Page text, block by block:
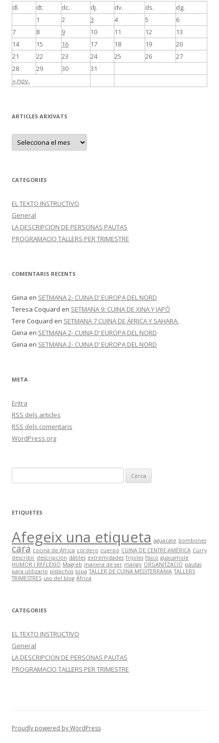
dl.
dt. dc. dj. dv. ds. dg.
« nov.
1 2 3 4 5
6
7
8 9 10 11 12
13
14
15 16 17 18 19
20
21
22 23 24 25 26
27
28
29 30 31
ARTICLES ARXIVATS
A
T
E
S
X
I
V
A
T
S
CATEGORIES
EL TEXTO INSTRUCTIVO
General
LA DESCRIPCION DE PERSONAS PAUTAS
PROGRAMACIO TALLERS PER TRIMESTRE
COMENTARIS RECENTS
Giina en SETMANA 2- CUINA D’ EUROPA DEL NORD
Teresa Coquard en SETMANA 9: CUINA DE XINA Y JAPÓ
Tere Coquard en SETMANA 7 CUINA DE ÀFRICA Y SAHARA.
Giina en SETMANA 2- CUINA D’ EUROPA DEL NORD
Giina en SETMANA 2- CUINA D’ EUROPA DEL NORD
META
Entra
RSS dels articles
RSS dels comentaris
WordPress.org
e
c
ETIQUETES
Afegeix una etiqueta aguacate bombones
cara cocina de África cordero cuerpo CUINA DE CENTRE-AMÈRICA Curry
describir descripción dátiles extremidades fríjoles físico guacamole
HUMOR I REFLEXIÓ Magreb manera de ser mango ORGANITZACIÓ pautas
para utilizarlo pistachos sopa TALLER DE CUINA MEDITERRÀNIA TALLERS
TRIMESTRES uso del blog África
CATEGORIES
EL TEXTO INSTRUCTIVO
General
LA DESCRIPCION DE PERSONAS PAUTAS
PROGRAMACIO TALLERS PER TRIMESTRE
Proudly powered by WordPress